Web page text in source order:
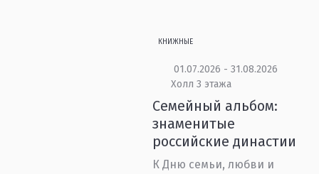
КНИЖНЫЕ
01.07.2026 - 31.08.2026
Холл 3 этажа
Семейный альбом:
знаменитые
российские династии
К Дню семьи, любви и